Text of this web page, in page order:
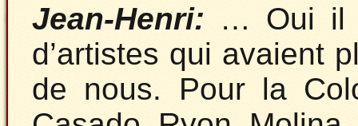
Jean-Henri: … Oui il
d’artistes qui avaient
de nous. Pour la